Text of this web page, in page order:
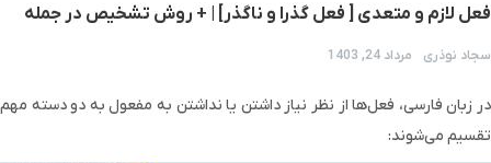
فعل لازم و متعدی [ فعل گذرا و ناگذر] | + روش تشخیص در جمله
سجاد نوذری مرداد 24, 1403
در زبان فارسی، فعل‌ها از نظر نیاز داشتن یا نداشتن به مفعول به دو دسته مهم
تقسیم می‌شوند: